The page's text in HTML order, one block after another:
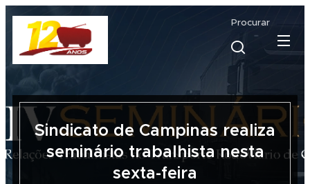
Procurar
Sindicato de Campinas realiza
seminário trabalhista nesta
sexta-feira